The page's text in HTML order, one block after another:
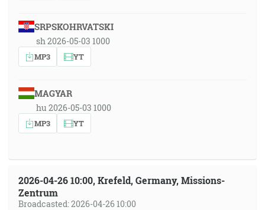
SRPSKOHRVATSKI
sh 2026-05-03 1000
MP3 YT
MAGYAR
hu 2026-05-03 1000
MP3 YT
2026-04-26 10:00, Krefeld, Germany, Missions-
Zentrum
Broadcasted: 2026-04-26 10:00